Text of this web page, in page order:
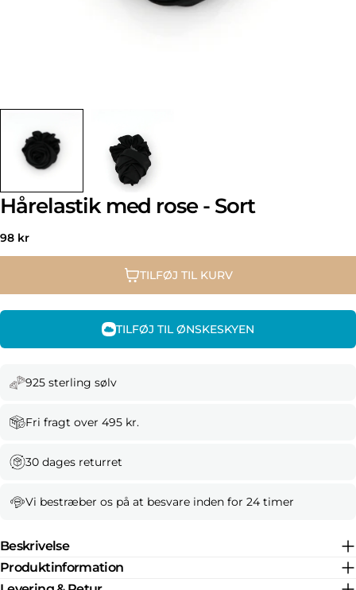
Hårelastik med rose - Sort
Normal
pris
98 kr
TILFØJ TIL KURV
TILFØJ TIL ØNSKESKYEN
925 sterling sølv
Fri fragt over 495 kr.
30 dages returret
Vi bestræber os på at besvare inden for 24 timer
Beskrivelse
Produktinformation